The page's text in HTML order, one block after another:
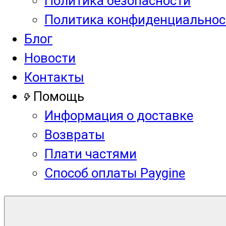
Политика
Блог
Новости
Контакты
Помощь
Информация о доставке
Возвраты
Плати частями
Способ оплаты Paygine